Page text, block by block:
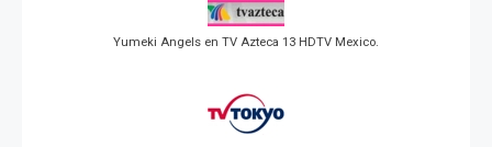
Yumeki Angels en TV Azteca 13 HDTV Mexico.